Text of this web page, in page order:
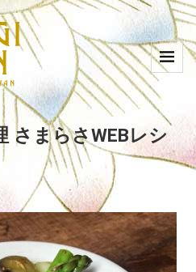
さまらさWEBレシ